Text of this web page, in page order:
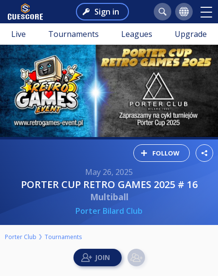
Sign in
Live Tournaments Leagues Upgrade
FOLLOW
May 26, 2025
PORTER CUP RETRO GAMES 2025 # 16
Multiball
Porter Bilard Club
Porter Club Tournaments